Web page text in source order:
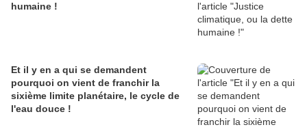
humaine !
Et il y en a qui se demandent
pourquoi on vient de franchir la
sixième limite planétaire, le cycle de
l'eau douce !